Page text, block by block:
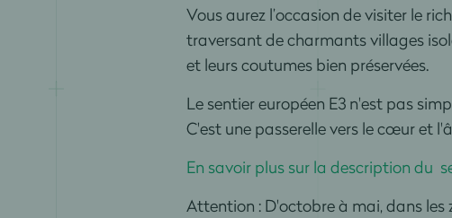
Vous aurez l’occasion de visiter le
traversant de charmants villages
et leurs coutumes bien préservées.
Le sentier européen E3 n'est pas
C'est une passerelle vers le cœur et
En savoir plus sur la description du
Attention : D'octobre à mai, dans les